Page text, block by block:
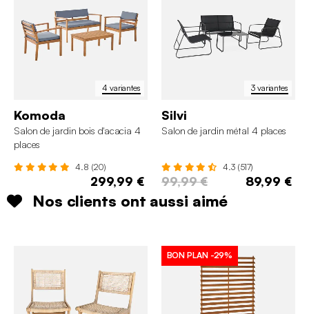
4 variantes
Komoda
Salon de jardin bois d'acacia 4
places
4.8 (20)
299,99 €
3 variantes
Silvi
Salon de jardin métal 4 places
4.3 (517)
99,99 € 89,99 €
Nos clients ont aussi aimé
BON PLAN -29%